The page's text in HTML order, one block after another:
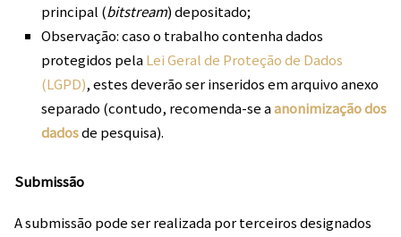
principal (bitstream) depositado;
Observação: caso o trabalho contenha dados
protegidos pelaLei Geral de Proteção de Dados
(LGPD), estes deverão ser inseridos em arquivo anexo
separado (contudo, recomenda-se aanonimização dos
dadosde pesquisa).
Submissão
A submissão pode ser realizada por terceiros designados